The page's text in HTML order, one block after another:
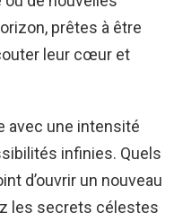
prêtes à être
leur cœur et
avec une intensité
infinies. Quels
d’ouvrir un nouveau
les secrets célestes